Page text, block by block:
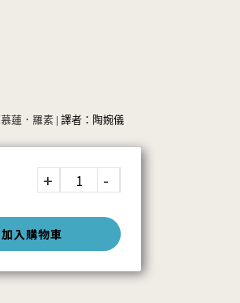
慕蓮．羅素 | 譯者：陶婉儀
加入購物車